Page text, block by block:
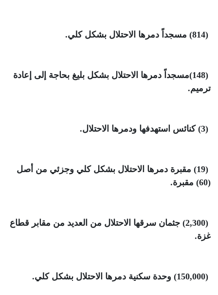
(814) مسجداً دمرها الاحتلال بشكل كلي.
(148)مسجداً دمرها الاحتلال بشكل بليغ بحاجة إلى إعادة
ترميم.
(3)كنائس استهدفها ودمرها الاحتلال.
(19) مقبرة دمرها الاحتلال بشكل كلي وجزئي من أصل
(60) مقبرة
.
(2,300) جثمان سرقها الاحتلال من العديد من مقابر قطاع
غزة.
(150,000) وحدة سكنية دمرها الاحتلال بشكل كلي.